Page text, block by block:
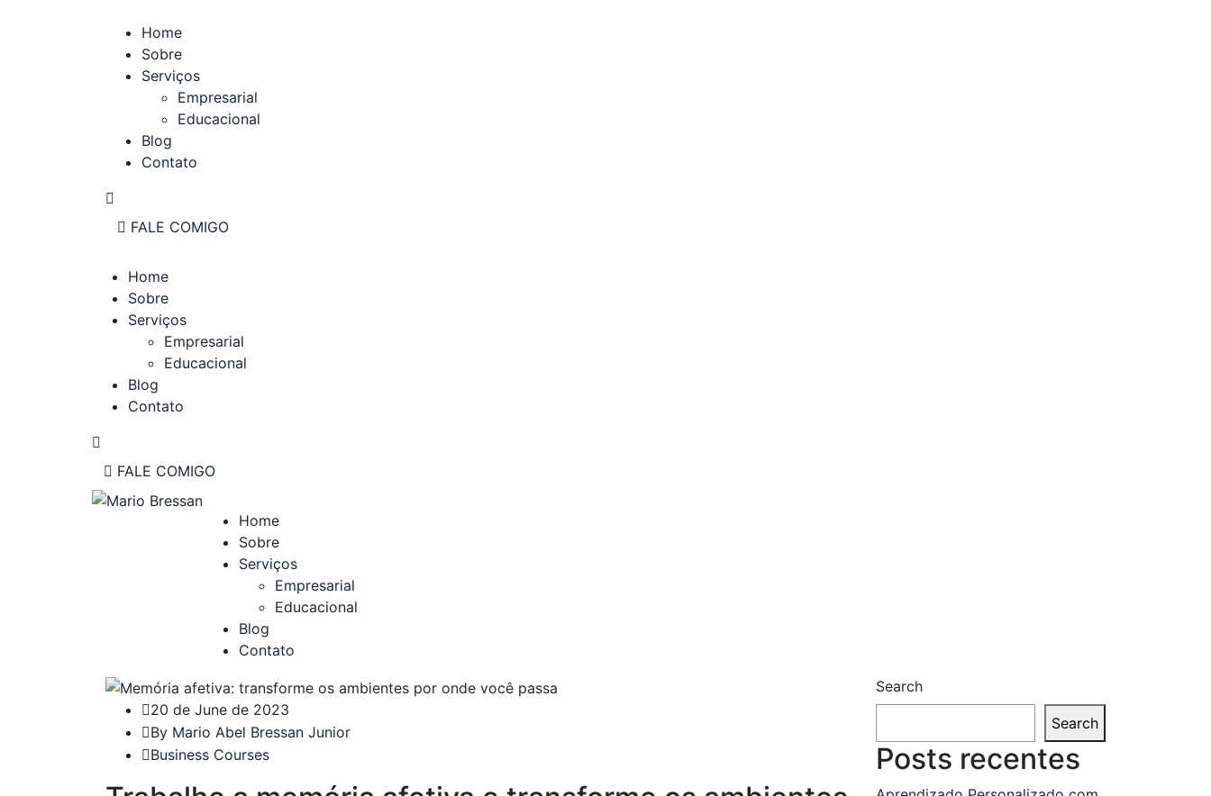
Home
Sobre
Serviços
Empresarial
Educacional
Blog
Contato
FALE COMIGO
Home
Sobre
Serviços
Empresarial
Educacional
Blog
Contato
FALE COMIGO
Home
Sobre
Serviços
Empresarial
Educacional
Blog
Contato
20 de June de 2023
By Mario Abel Bressan Junior
Business Courses
Search
Search
Posts recentes